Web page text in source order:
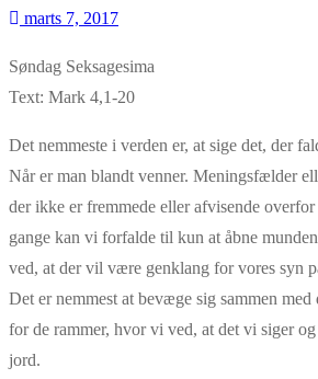
marts 7, 2017
Søndag Seksagesima
Text: Mark 4,1-20
Det nemmeste i verden er, at sige det, der
Når er man blandt venner. Meningsfælder
der ikke er fremmede eller afvisende
gange kan vi forfalde til kun at åbne
ved, at der vil være genklang for vores syn
Det er nemmest at bevæge sig sammen med
for de rammer, hvor vi ved, at det vi siger
jord.